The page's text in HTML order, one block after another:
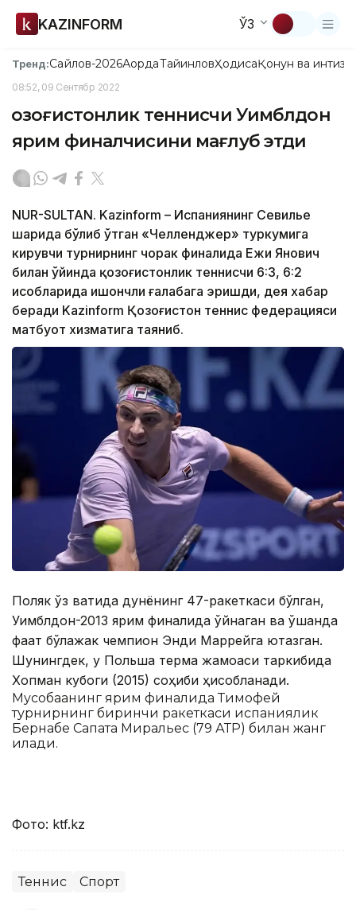
KAZINFORM ЎЗ
Тренд:Сайлов-2026АқордаТайинловҲодисаҚонун ва
08:52, 09 Сентябр 2022
Қозоғистонлик теннисчи Уимблдон
ярим финалчисини мағлуб этди
NUR-SULTAN. Kazinform – Испаниянинг Севилье
шаҳрида бўлиб ўтган «Челленджер» туркумига
кирувчи турнирнинг чорак финалида Ежи Янович
билан ўйинда қозоғистонлик теннисчи 6:3, 6:2
ҳисобларида ишончли ғалабага эришди, дея хабар
беради Kazinform Қозоғистон теннис федерацияси
матбуот хизматига таяниб.
Поляк ўз вақтида дунёнинг 47-ракеткаси бўлган,
Уимблдон-2013 ярим финалида ўйнаган ва ўшанда
фақат бўлажак чемпион Энди Маррейга ютқазган.
Шунингдек, у Польша терма жамоаси таркибида
Хопман кубоги (2015) соҳиби ҳисобланади.
Мусобақанинг ярим финалида Тимофей
турнирнинг биринчи ракеткаси испаниялик
Бернабе Сапата Миральес (79 АТР) билан жанг
қилади.
Фото: ktf.kz
Теннис Спорт